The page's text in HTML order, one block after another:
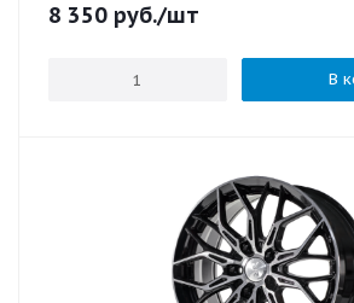
8 350 руб./шт
В